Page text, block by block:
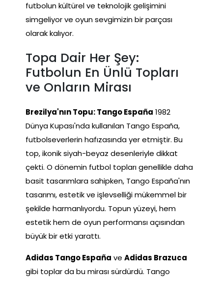
futbolun kültürel ve teknolojik gelişimini
simgeliyor ve oyun sevgimizin bir parçası
olarak kalıyor.
Topa Dair Her Şey:
Futbolun En Ünlü Topları
ve Onların Mirası
Brezilya'nın Topu: Tango España 1982
Dünya Kupası'nda kullanılan Tango España,
futbolseverlerin hafızasında yer etmiştir. Bu
top, ikonik siyah-beyaz desenleriyle dikkat
çekti. O dönemin futbol topları genellikle daha
basit tasarımlara sahipken, Tango España'nın
tasarımı, estetik ve işlevselliği mükemmel bir
şekilde harmanlıyordu. Topun yüzeyi, hem
estetik hem de oyun performansı açısından
büyük bir etki yarattı.
Adidas Tango España ve Adidas Brazuca
gibi toplar da bu mirası sürdürdü. Tango